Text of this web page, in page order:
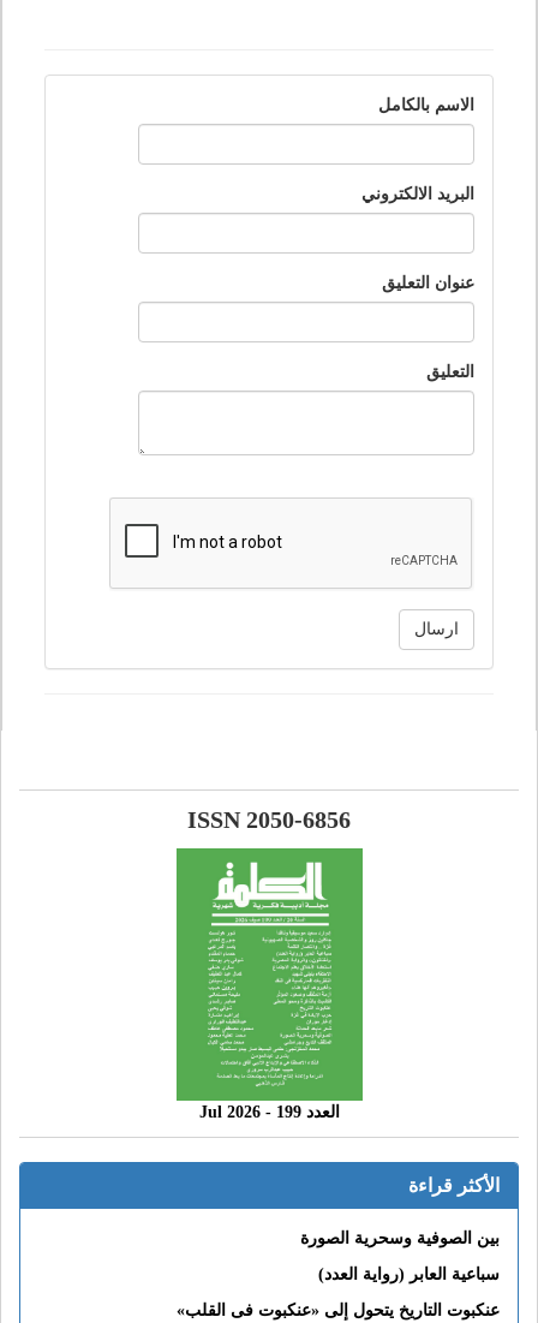
الاسم بالكامل
البريد الالكتروني
عنوان التعليق
التعليق
ارسال
ISSN 2050-6856
العدد 199 - 2026 Jul
الأكثر قراءة
بين الصوفية وسحرية الصورة
سباعية العابر (رواية العدد)
عنكبوت التاريخ يتحول إلى «عنكبوت فى القلب»